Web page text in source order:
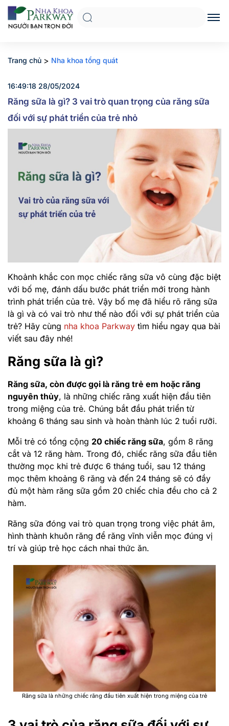
Trang chủ > Nha khoa tổng quát
16:49:18 28/05/2024
Răng sữa là gì? 3 vai trò quan trọng của răng sữa
đối với sự phát triển của trẻ nhỏ
Khoảnh khắc con mọc chiếc răng sữa vô cùng đặc biệt
với bố mẹ, đánh dấu bước phát triển mới trong hành
trình phát triển của trẻ. Vậy bố mẹ đã hiểu rõ răng sữa
là gì và có vai trò như thế nào đối với sự phát triển của
trẻ? Hãy cùng nha khoa Parkway tìm hiểu ngay qua bài
viết sau đây nhé!
Răng sữa là gì?
Răng sữa, còn được gọi là răng trẻ em hoặc răng
nguyên thủy, là những chiếc răng xuất hiện đầu tiên
trong miệng của trẻ. Chúng bắt đầu phát triển từ
khoảng 6 tháng sau sinh và hoàn thành lúc 2 tuổi rưỡi.
Mỗi trẻ có tổng cộng 20 chiếc răng sữa, gồm 8 răng
cắt và 12 răng hàm. Trong đó, chiếc răng sữa đầu tiên
thường mọc khi trẻ được 6 tháng tuổi, sau 12 tháng
mọc thêm khoảng 6 răng và đến 24 tháng sẽ có đầy
đủ một hàm răng sữa gồm 20 chiếc chia đều cho cả 2
hàm.
Răng sữa đóng vai trò quan trọng trong việc phát âm,
hình thành khuôn răng để răng vĩnh viễn mọc đúng vị
trí và giúp trẻ học cách nhai thức ăn.
Răng sữa là những chiếc răng đầu tiên xuất hiện trong miệng của trẻ